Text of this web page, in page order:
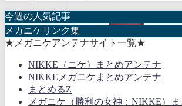
今週の人気記事
メガニケリンク集
★メガニケアンテナサイト一覧★
NIKKE（ニケ）まとめアンテナ
NIKKEメガニケまとめアンテナ
まとめるZ
メガニケ（勝利の女神：NIKKE）